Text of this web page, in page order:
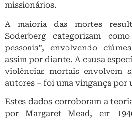
missionários.
A maioria das mortes
Soderberg categorizam
pessoais”, envolvendo
assim por diante. A causa
violências mortais envolvem
autores – foi uma vingança por
Estes dados corroboram a
por Margaret Mead, em